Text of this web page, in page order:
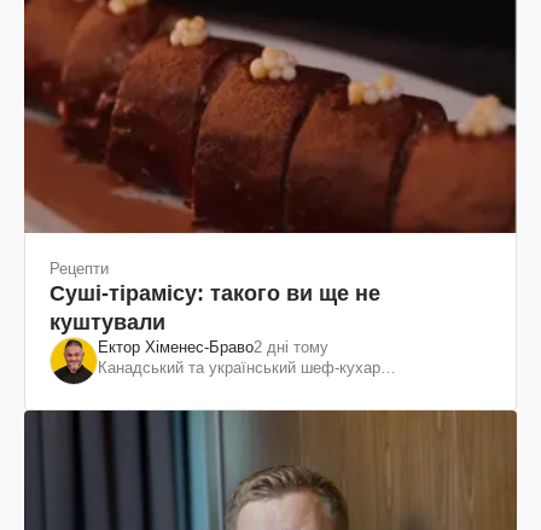
Рецепти
Суші-тірамісу: такого ви ще не
куштували
Ектор Хіменес-Браво2 дні тому
Канадський та український шеф-кухар